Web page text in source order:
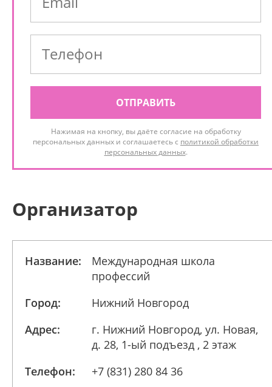
ОТПРАВИТЬ
Нажимая на кнопку, вы даёте согласие на обработку
персональных данных и соглашаетесь с политикой обработки
персональных данных.
Организатор
Название:
Международная школа
профессий
Город:
Нижний Новгород
Адрес:
г. Нижний Новгород, ул. Новая,
д. 28, 1-ый подъезд , 2 этаж
Телефон:
+7 (831) 280 84 36